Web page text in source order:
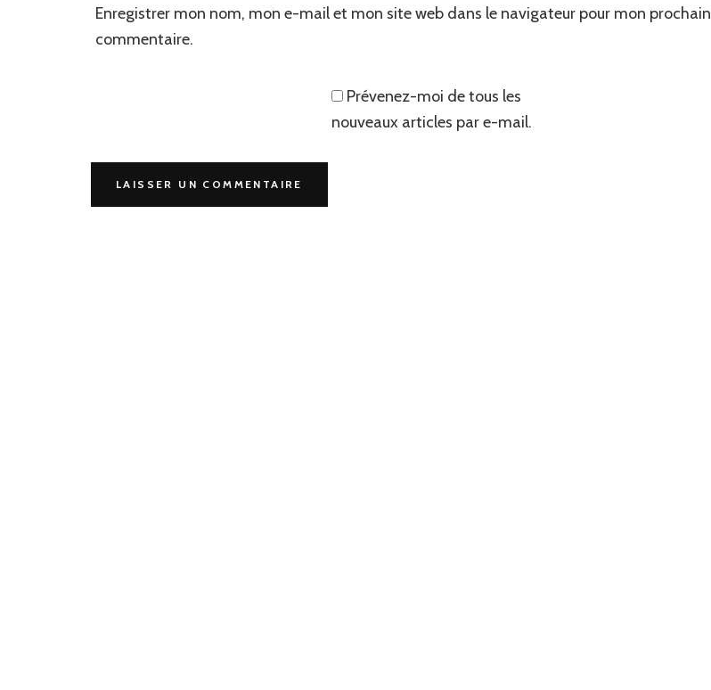
Enregistrer mon nom, mon e-mail et mon site web dans le navigateur pour mon prochain
commentaire.
Prévenez-moi de tous les
nouveaux articles par e-mail.